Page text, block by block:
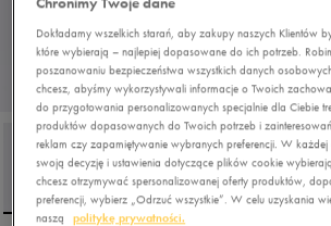
Dokładamy wszelkich starań, aby zakupy naszych Klientów
które wybierają – najlepiej dopasowane do ich potrzeb.
poszanowaniu bezpieczeństwa wszystkich danych
chcesz, abyśmy wykorzystywali informacje o Twoich
do przygotowania personalizowanych specjalnie dla Ciebie
produktów dopasowanych do Twoich potrzeb i
reklam czy zapamiętywanie wybranych preferencji. W każdej
swoją decyzję i ustawienia dotyczące plików cookie
chcesz otrzymywać spersonalizowanej oferty produktów,
preferencji, wybierz „Odrzuć wszystkie”. W celu uzyskania
naszą
politykę prywatności.